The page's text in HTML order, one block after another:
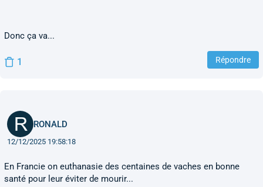
Donc ça va...
1 Répondre
RONALD
12/12/2025 19:58:18
En Francie on euthanasie des centaines de vaches en bonne
santé pour leur éviter de mourir...